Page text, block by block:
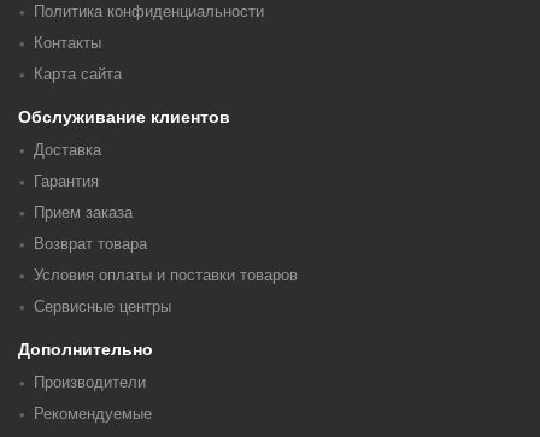
Политика конфиденциальности
Контакты
Карта сайта
Обслуживание клиентов
Доставка
Гарантия
Прием заказа
Возврат товара
Условия оплаты и поставки товаров
Сервисные центры
Дополнительно
Производители
Рекомендуемые